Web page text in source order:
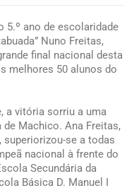
5.º ano de escolaridade
Nuno Freitas,
final nacional desta
melhores 50 alunos do
a vitória sorriu a uma
de Machico. Ana Freitas,
superiorizou-se a todas
nacional à frente do
Secundária da
Básica D. Manuel I